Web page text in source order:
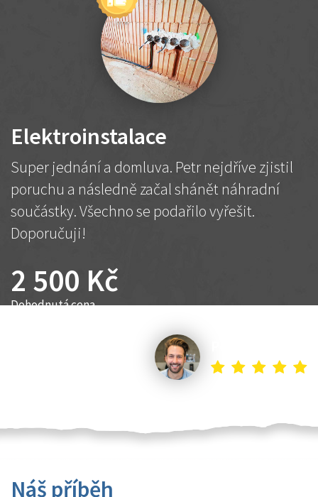
Elektroinstalace
Super jednání a domluva. Petr nejdříve zjistil
poruchu a následně začal shánět náhradní
součástky. Všechno se podařilo vyřešit.
Doporučuji!
2 500 Kč
Dohodnutá cena
Náš příběh